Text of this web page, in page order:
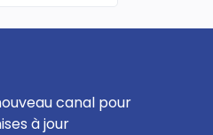
canal pour
à jour